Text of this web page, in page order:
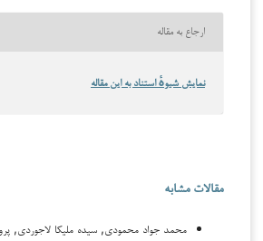
ارجاع به مقاله
نمایش شیوهٔ استناد به این مقاله
مقالات مشابه
محمد جواد محمودی, سیده ملیکا لاجوردی,